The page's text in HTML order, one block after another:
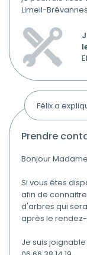
Limeil-
Félix a
prendre
Bonjour
Si vous êtes
afin de
d'arbres qui
après le
Je suis